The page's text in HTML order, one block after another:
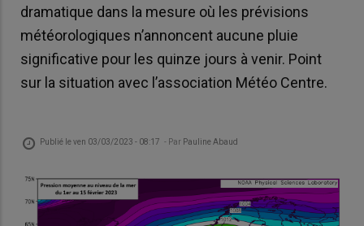
dramatique dans la mesure où les prévisions
météorologiques n’annoncent aucune pluie
significative pour les quinze jours à venir. Point
sur la situation avec l’association Météo Centre.
Publié leven 03/03/2023 - 08:17 - Par Pauline Abaud